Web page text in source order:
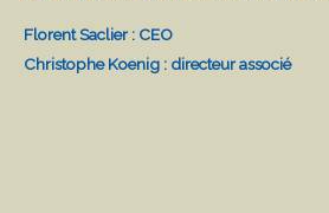
Florent Saclier : CEO
Christophe Koenig : directeur associé